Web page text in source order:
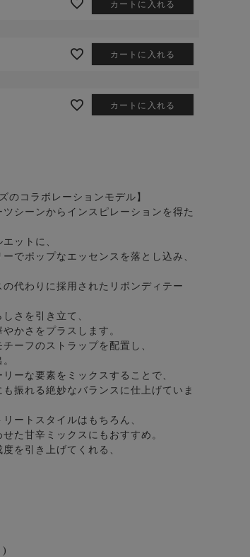
カートに入れる
カートに入れる
カートに入れる
のコラボレーションモデル】
シーンからインスピレーションを得た
ットに、
でポップなエッセンスを落とし込み、
代わりに採用されたリボンディテー
さを引き立て、
かさをプラスします。
ーフのストラップを配置し、
ーな要素をミックスすることで、
振れる絶妙なバランスに仕上げていま
ートスタイルはもちろん、
た甘辛ミックスにもおすすめ。
を引き上げてくれる、
)